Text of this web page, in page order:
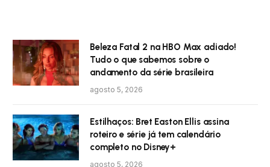
Beleza Fatal 2 na HBO Max adiado!
Tudo o que sabemos sobre o
andamento da série brasileira
agosto 5, 2026
Estilhaços: Bret Easton Ellis assina
roteiro e série já tem calendário
completo no Disney+
agosto 5, 2026